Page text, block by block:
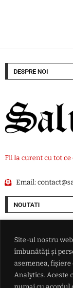
Site-ul nostru
îmbunătăți și
asemenea, fișiere
Analytics. Aceste
DESPRE NOI
Fii la curent cu tot
Email:
NOUTATI
are legături cu Donald
Ce i-a promis
ce refuză categoric